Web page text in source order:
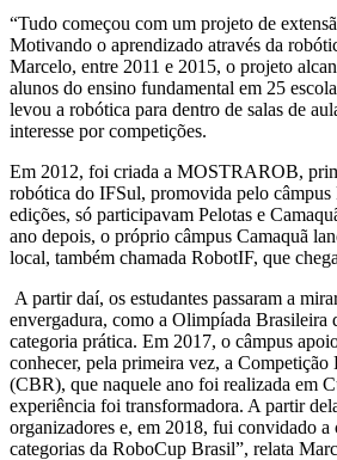
“Tudo começou com um projeto de
Motivando o aprendizado através da
Marcelo, entre 2011 e 2015, o projeto
alunos do ensino fundamental em 25
levou a robótica para dentro de salas de
interesse por competições.
Em 2012, foi criada a MOSTRAROB,
robótica do IFSul, promovida pelo câmpus
edições, só participavam Pelotas e
ano depois, o próprio câmpus Camaquã
local, também chamada RobotIF, que
A partir daí, os estudantes passaram a
envergadura, como a Olimpíada Brasileira
categoria prática. Em 2017, o câmpus
conhecer, pela primeira vez, a
(CBR), que naquele ano foi realizada em
experiência foi transformadora. A partir
organizadores e, em 2018, fui convidado a
categorias da RoboCup Brasil”, relata